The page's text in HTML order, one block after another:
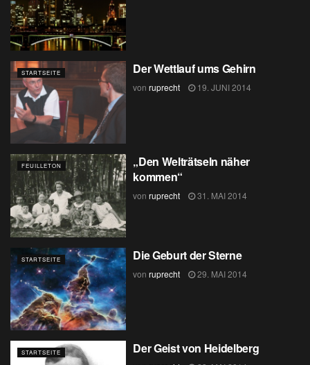
STARTSEITE Der Wettlauf ums Gehirn
von ruprecht 19. JUNI 2014
FEUILLETON
„Den Welträtseln näher
kommen“
von ruprecht 31. MAI 2014
STARTSEITE Die Geburt der Sterne
von ruprecht 29. MAI 2014
STARTSEITE Der Geist von Heidelberg